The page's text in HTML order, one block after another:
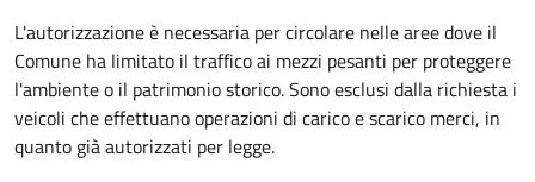
L'autorizzazione è necessaria per circolare nelle aree dove il
Comune ha limitato il traffico ai mezzi pesanti per proteggere
l'ambiente o il patrimonio storico. Sono esclusi dalla richiesta i
veicoli che effettuano operazioni di carico e scarico merci, in
quanto già autorizzati per legge.